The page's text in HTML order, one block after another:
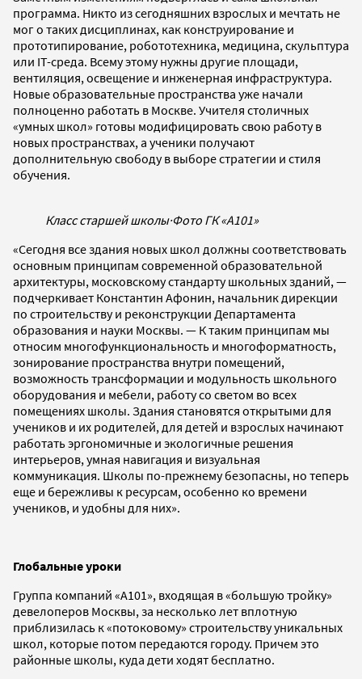
программа. Никто из сегодняшних взрослых и мечтать не
мог о таких дисциплинах, как конструирование и
прототипирование, робототехника, медицина, скульптура
или IT-среда. Всему этому нужны другие площади,
вентиляция, освещение и инженерная инфраструктура.
Новые образовательные пространства уже начали
полноценно работать в Москве. Учителя столичных
«умных школ» готовы модифицировать свою работу в
новых пространствах, а ученики получают
дополнительную свободу в выборе стратегии и стиля
обучения.
Класс старшей школы·Фото ГК «А101»
«Сегодня все здания новых школ должны соответствовать
основным принципам современной образовательной
архитектуры, московскому стандарту школьных зданий, —
подчеркивает Константин Афонин, начальник дирекции
по строительству и реконструкции Департамента
образования и науки Москвы. — К таким принципам мы
относим многофункциональность и многоформатность,
зонирование пространства внутри помещений,
возможность трансформации и модульность школьного
оборудования и мебели, работу со светом во всех
помещениях школы. Здания становятся открытыми для
учеников и их родителей, для детей и взрослых начинают
работать эргономичные и экологичные решения
интерьеров, умная навигация и визуальная
коммуникация. Школы по-прежнему безопасны, но теперь
еще и бережливы к ресурсам, особенно ко времени
учеников, и удобны для них».
Глобальные уроки
Группа компаний «А101», входящая в «большую тройку»
девелоперов Москвы, за несколько лет вплотную
приблизилась к «потоковому» строительству уникальных
школ, которые потом передаются городу. Причем это
районные школы, куда дети ходят бесплатно.